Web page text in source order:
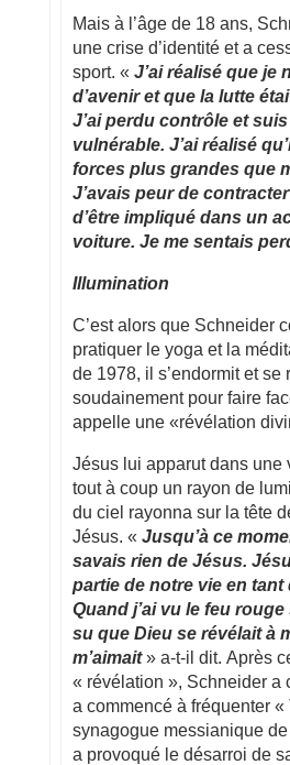
Mais à l’âge de 18 ans,
une crise d’identité et a
sport. « J’ai réalisé que je
d’avenir et que la lutte
J’ai perdu contrôle et
vulnérable. J’ai réalisé
forces plus grandes que
J’avais peur de
d’être impliqué dans un
voiture. Je me sentais
Illumination
C’est alors que Schneider
pratiquer le yoga et la
de 1978, il s’endormit et se
soudainement pour faire
appelle une «révélation
Jésus lui apparut dans une
tout à coup un rayon de
du ciel rayonna sur la tête
Jésus. « Jusqu’à ce
savais rien de Jésus.
partie de notre vie en tant
Quand j’ai vu le feu rouge
su que Dieu se révélait à
m’aimait» a-t-il dit. Après
« révélation », Schneider a
a commencé à fréquenter «
synagogue messianique
a provoqué le désarroi de